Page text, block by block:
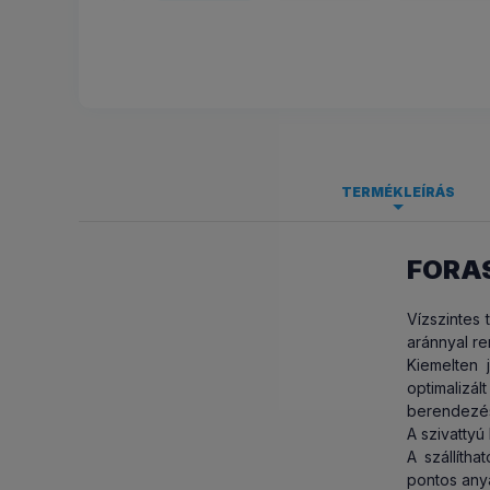
TERMÉKLEÍRÁS
Vízszintes
aránnyal
Kiemelten
A
A
pontos
Járókerék:
Frekvencia
Tengely
Tervezett
Egy
szivattyú
éve
Mi nem